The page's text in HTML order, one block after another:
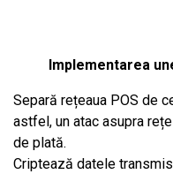
Implementarea
Separă rețeaua POS de
astfel, un atac asupra
de plată.
Criptează datele